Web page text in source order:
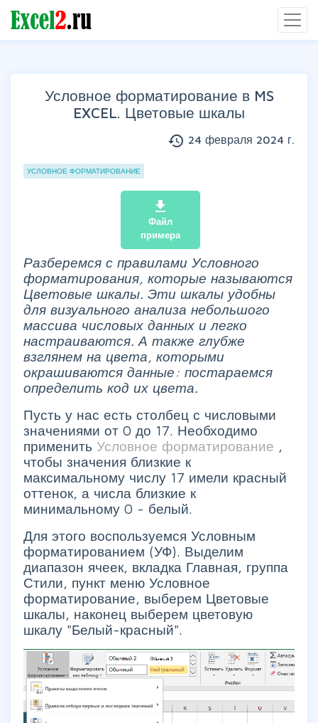
Условное форматирование в MS
EXCEL. Цветовые шкалы
history 24 февраля 2024 г.
Группы статей
УСЛОВНОЕ ФОРМАТИРОВАНИЕ
file_download
Файл
примера
Разберемся с правилами Условного
форматирования, которые называются
Цветовые шкалы. Эти шкалы удобны
для визуального анализа небольшого
массива числовых данных и легко
настраиваются. А также глубже
взглянем на цвета, которыми
окрашиваются данные: постараемся
определить код их цвета.
Пусть у нас есть столбец с числовыми
значениями от 0 до 17. Необходимо
применить Условное форматирование ,
чтобы значения близкие к
максимальному числу 17 имели красный
оттенок, а числа близкие к
минимальному 0 - белый.
Для этого воспользуемся Условным
форматированием (УФ). Выделим
диапазон ячеек, вкладка Главная, группа
Стили, пункт меню Условное
форматирование, выберем Цветовые
шкалы, наконец выберем цветовую
шкалу "Белый-красный".